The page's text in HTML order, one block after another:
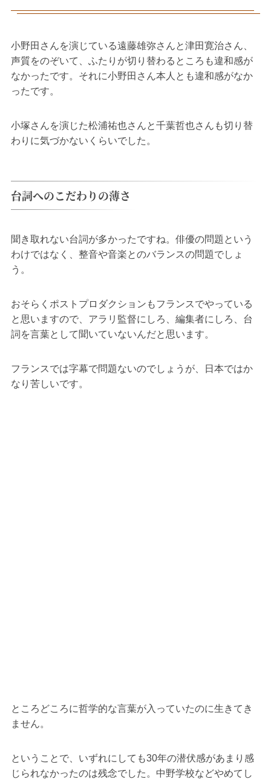
小野田さんを演じている遠藤雄弥さんと津田寛治さん、
声質をのぞいて、ふたりが切り替わるところも違和感が
なかったです。それに小野田さん本人とも違和感がなか
ったです。
小塚さんを演じた松浦祐也さんと千葉哲也さんも切り替
わりに気づかないくらいでした。
台詞へのこだわりの薄さ
聞き取れない台詞が多かったですね。俳優の問題という
わけではなく、整音や音楽とのバランスの問題でしょ
う。
おそらくポストプロダクションもフランスでやっている
と思いますので、アラリ監督にしろ、編集者にしろ、台
詞を言葉として聞いていないんだと思います。
フランスでは字幕で問題ないのでしょうが、日本ではか
なり苦しいです。
ところどころに哲学的な言葉が入っていたのに生きてき
ません。
ということで、いずれにしても30年の潜伏感があまり感
じられなかったのは残念でした。中野学校などやめてし